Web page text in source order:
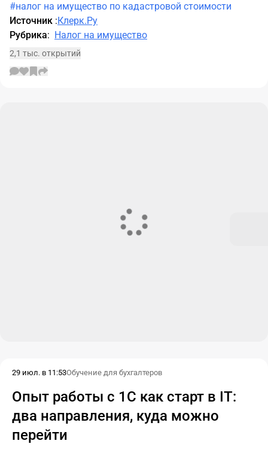
#налог на имущество по кадастровой стоимости
Источник :Клерк.Ру
Рубрика: Налог на имущество
2,1 тыс. открытий
29 июл. в 11:53Обучение для бухгалтеров
Опыт работы с 1С как старт в IT:
два направления, куда можно
перейти